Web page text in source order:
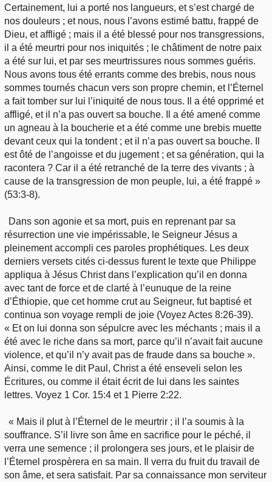
Certainement, lui a porté nos langueurs, et s’est chargé de
nos douleurs ; et nous, nous l’avons estimé battu, frappé de
Dieu, et affligé ; mais il a été blessé pour nos transgressions,
il a été meurtri pour nos iniquités ; le châtiment de notre paix
a été sur lui, et par ses meurtrissures nous sommes guéris.
Nous avons tous été errants comme des brebis, nous nous
sommes tournés chacun vers son propre chemin, et l’Éternel
a fait tomber sur lui l’iniquité de nous tous. Il a été opprimé et
affligé, et il n’a pas ouvert sa bouche. Il a été amené comme
un agneau à la boucherie et a été comme une brebis muette
devant ceux qui la tondent ; et il n’a pas ouvert sa bouche. Il
est ôté de l’angoisse et du jugement ; et sa génération, qui la
racontera ? Car il a été retranché de la terre des vivants ; à
cause de la transgression de mon peuple, lui, a été frappé »
(53:3-8).
Dans son agonie et sa mort, puis en reprenant par sa
résurrection une vie impérissable, le Seigneur Jésus a
pleinement accompli ces paroles prophétiques. Les deux
derniers versets cités ci-dessus furent le texte que Philippe
appliqua à Jésus Christ dans l’explication qu’il en donna
avec tant de force et de clarté à l’eunuque de la reine
d’Éthiopie, que cet homme crut au Seigneur, fut baptisé et
continua son voyage rempli de joie (Voyez Actes 8:26-39).
« Et on lui donna son sépulcre avec les méchants ; mais il a
été avec le riche dans sa mort, parce qu’il n’avait fait aucune
violence, et qu’il n’y avait pas de fraude dans sa bouche ».
Ainsi, comme le dit Paul, Christ a été enseveli selon les
Écritures, ou comme il était écrit de lui dans les saintes
lettres. Voyez 1 Cor. 15:4 et 1 Pierre 2:22.
« Mais il plut à l’Éternel de le meurtrir ; il l’a soumis à la
souffrance. S’il livre son âme en sacrifice pour le péché, il
verra une semence ; il prolongera ses jours, et le plaisir de
l’Éternel prospèrera en sa main. Il verra du fruit du travail de
son âme, et sera satisfait. Par sa connaissance mon serviteur